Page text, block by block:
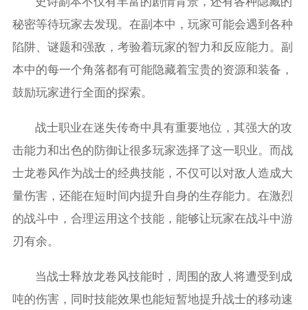
秘密等待玩家去发现。在副本中，玩家可能会遇到各种
陷阱、谜题和强敌，考验着玩家的智力和反应能力。副
本中的每一个角落都有可能隐藏着宝贵的资源和装备，
鼓励玩家进行全面的探索。
战士职业在迷失传奇中具有重要地位，其强大的攻
击能力和出色的防御让很多玩家选择了这一职业。而战
士龙卷风作为战士的经典技能，不仅可以对敌人造成大
量伤害，还能在短时间内提升自身的生存能力。在激烈
的战斗中，合理运用这个技能，能够让玩家在战斗中游
刃有余。
当战士释放龙卷风技能时，周围的敌人将遭受到成
吨的伤害，同时技能效果也能短暂地提升战士的移动速